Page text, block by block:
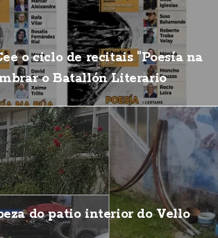
o ciclo de recitais "Poesía na
o Batallón Literario
do patio interior do Vello